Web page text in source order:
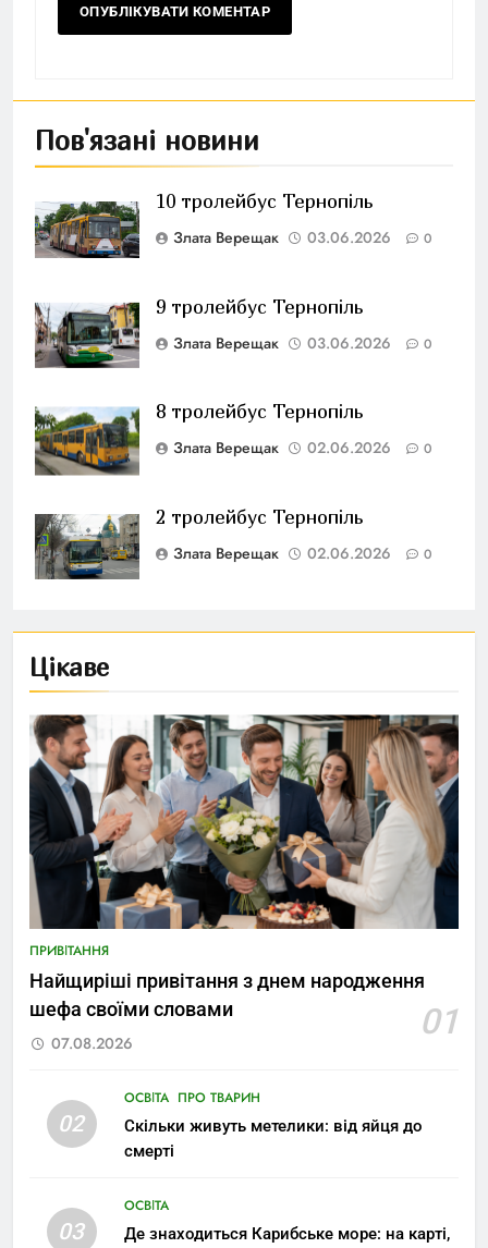
Пов'язані новини
10 тролейбус Тернопіль
Злата Верещак 03.06.2026 0
9 тролейбус Тернопіль
Злата Верещак 03.06.2026 0
8 тролейбус Тернопіль
Злата Верещак 02.06.2026 0
2 тролейбус Тернопіль
Злата Верещак 02.06.2026 0
Цікаве
ПРИВІТАННЯ
Найщиріші привітання з днем народження
шефа своїми словами
01
07.08.2026
02
ОСВІТА ПРО ТВАРИН
Скільки живуть метелики: від яйця до
смерті
03
ОСВІТА
Де знаходиться Карибське море: на карті,